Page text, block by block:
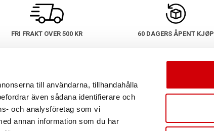
till användarna, tillhandahålla
även sådana identifierare och
och analysföretag som vi
annan information som du har
FRI FRAKT OVER 500 KR 60 DAGERS ÅPENT KJØP
Kjøpsvilkår
Om bedriften
Miljø og ansvar
VÅRE BUTIKKER
Bucken.se
Bucken.no
Bucken.dk